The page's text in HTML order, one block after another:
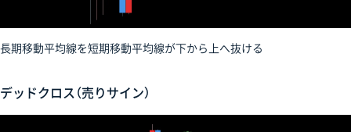
長期移動平均線を短期移動平均線が下から上へ抜ける
デッドクロス（売りサイン）